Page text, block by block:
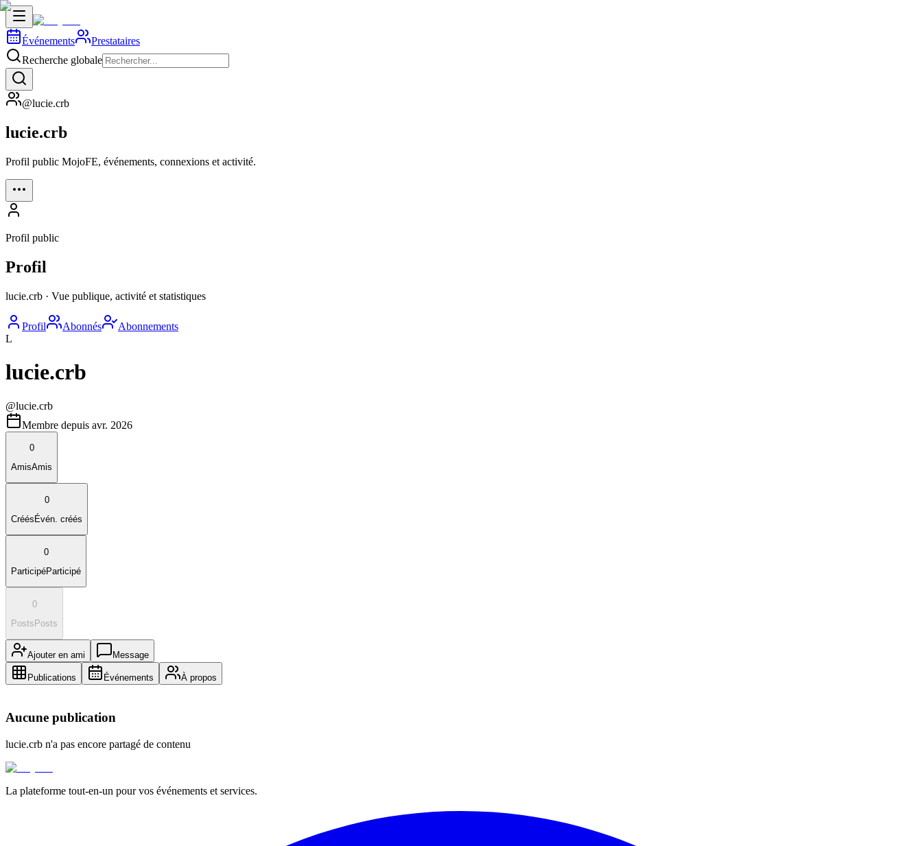
Événements
Prestataires
Recherche globale
@lucie.crb
lucie.crb
Profil public MojoFE, événements, connexions et activité.
Profil public
Profil
lucie.crb · Vue publique, activité et statistiques
Profil Abonnés
Abonnements
L
lucie.crb
@lucie.crb
Membre depuis avr. 2026
0
AmisAmis
0
Créés Évén. créés
0
ParticipéParticipé
0
Posts Posts
Ajouter en ami Message
Publications Événements À propos
Aucune publication
lucie.crb n'a pas encore partagé de contenu
La plateforme tout-en-un pour vos événements et services.